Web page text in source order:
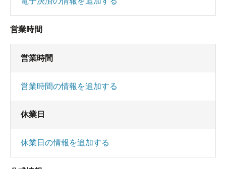
営業時間
営業時間
営業時間の情報を追加する
休業日
休業日の情報を追加する